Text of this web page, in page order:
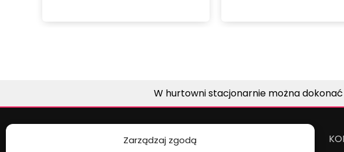
Zarządzaj zgodą
W hurtowni stacjonarnie można